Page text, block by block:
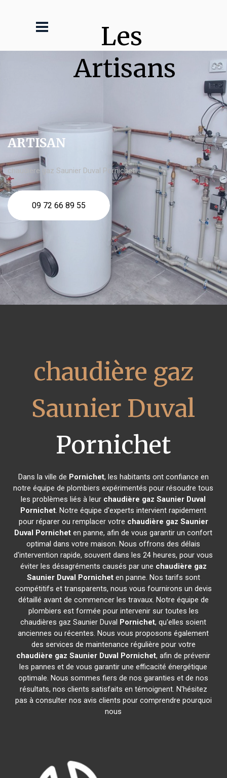
Les
Artisans
ARTISAN
chaudière gaz Saunier Duval Pornichet
09 72 66 89 55
chaudière gaz
Saunier Duval
Pornichet
Dans la ville de Pornichet, les habitants ont confiance en
notre équipe de plombiers expérimentés pour résoudre tous
les problèmes liés à leur chaudière gaz Saunier Duval
Pornichet. Notre équipe d'experts intervient rapidement
pour réparer ou remplacer votre chaudière gaz Saunier
Duval Pornichet en panne, afin de vous garantir un confort
optimal dans votre maison. Nous offrons des délais
d'intervention rapide, souvent dans les 24 heures, pour vous
éviter les désagréments causés par une chaudière gaz
Saunier Duval Pornicheten panne. Nos tarifs sont
compétitifs et transparents, nous vous fournirons un devis
détaillé avant de commencer les travaux. Notre équipe de
plombiers est formée pour intervenir sur toutes les
chaudières gaz Saunier Duval Pornichet, qu'elles soient
anciennes ou récentes. Nous vous proposons également
des services de maintenance régulière pour votre
chaudière gaz Saunier Duval Pornichet, afin de prévenir
les pannes et de vous garantir une efficacité énergétique
optimale. Nous sommes fiers de nos garanties et de nos
résultats, nos clients satisfaits en témoignent. N'hésitez
pas à consulter nos avis clients pour comprendre pourquoi
nous